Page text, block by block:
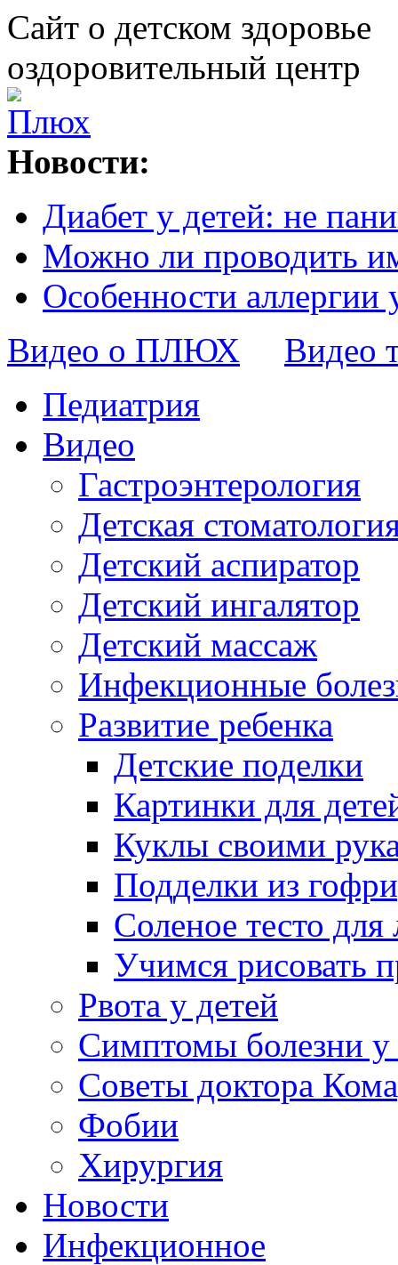
Сайт о детском здоровье
оздоровительный центр
Новости:
Диабет у детей: не
Можно ли проводить
Особенности аллергии
Видео о ПЛЮХ
Видео
Педиатрия
Видео
Гастроэнтерология
Детская
Детский аспиратор
Детский ингалятор
Детский массаж
Инфекционные
Развитие ребенка
Детские поделки
Картинки для
Куклы своими
Подделки из
Соленое тесто для
Учимся рисовать
Рвота у детей
Симптомы болезни у
Советы доктора
Фобии
Хирургия
Новости
Инфекционное